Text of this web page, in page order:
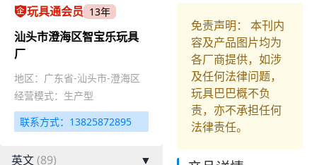
玩具通会员 13年
汕头市澄海区智宝乐玩具
厂
地区：广东省-汕头市-澄海区
经营模式：生产型
联系方式：13825872895
英文(89)
▼
免责声明： 本刊内
容及产品图片均为
各厂商提供，如涉
及任何法律问题，
玩具巴巴概不负
责，亦不承担任何
法律责任。